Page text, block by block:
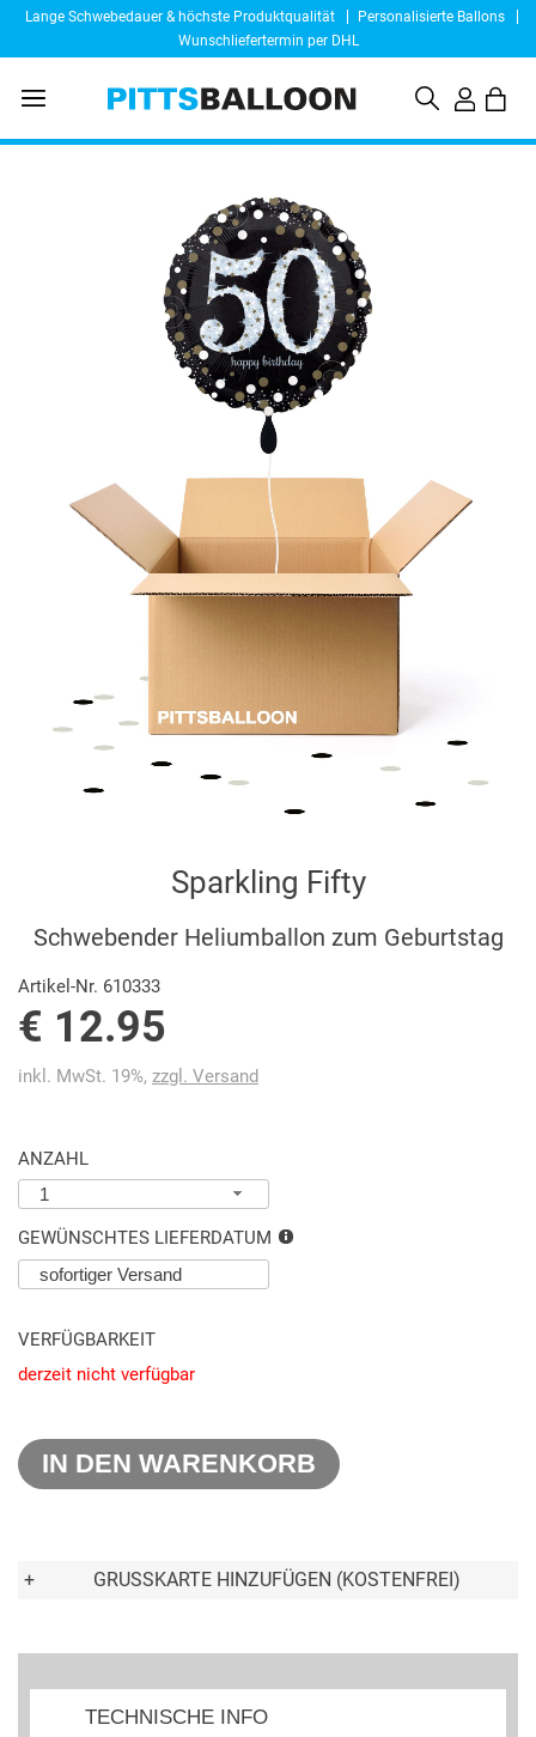
Lange Schwebedauer & höchste Produktqualität
Personalisierte Ballons
Wunschliefertermin per DHL
Sparkling Fifty
Schwebender Heliumballon zum Geburtstag
Artikel-Nr. 610333
€ 12.95
inkl. MwSt. 19%, zzgl. Versand
ANZAHL
1
GEWÜNSCHTES LIEFERDATUM
VERFÜGBARKEIT
derzeit nicht verfügbar
IN DEN WARENKORB
+ GRUSSKARTE HINZUFÜGEN (KOSTENFREI)
TECHNISCHE INFO